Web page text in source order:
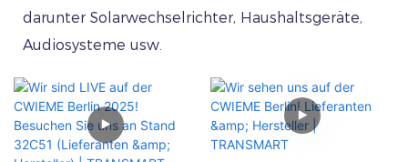
darunter Solarwechselrichter, Haushaltsgeräte,
Audiosysteme usw.